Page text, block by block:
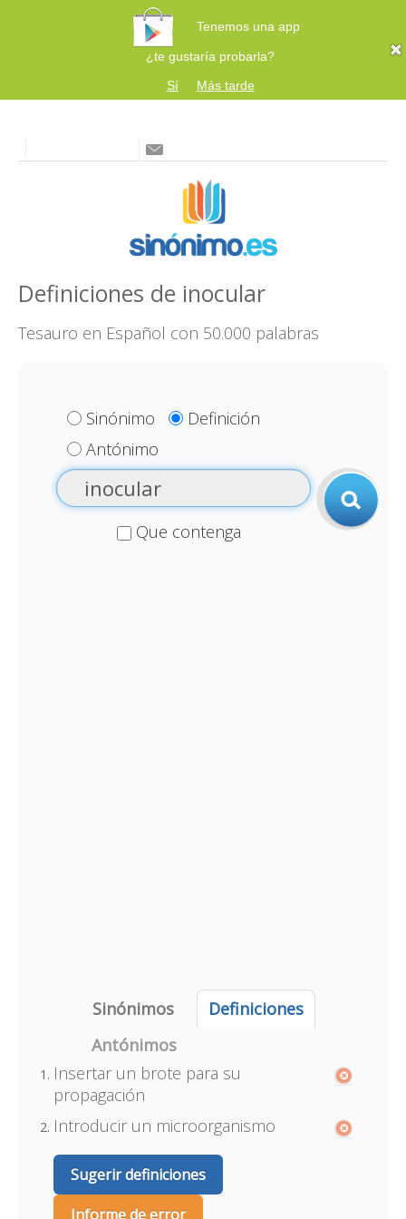
Tenemos una app
¿te gustaría probarla?
Sí
Más tarde
Definiciones de inocular
Tesauro en Español con 50.000 palabras
Sinónimo
Definición
Antónimo
Que contenga
Sinónimos
Definiciones
Antónimos
Insertar un brote para su
propagación
Introducir un microorganismo
Sugerir definiciones
Informe de error